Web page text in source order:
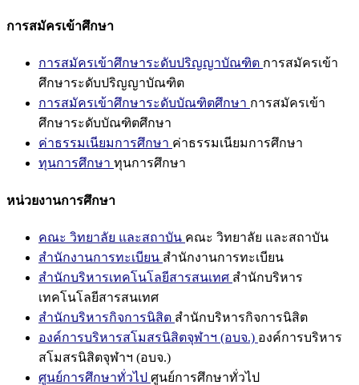
การสมัครเข้าศึกษา
การสมัครเข้าศึกษาระดับปริญญาบัณฑิต การสมัครเข้า
ศึกษาระดับปริญญาบัณฑิต
การสมัครเข้าศึกษาระดับบัณฑิตศึกษา การสมัครเข้า
ศึกษาระดับบัณฑิตศึกษา
ค่าธรรมเนียมการศึกษา ค่าธรรมเนียมการศึกษา
ทุนการศึกษา ทุนการศึกษา
หน่วยงานการศึกษา
คณะ วิทยาลัย และสถาบัน คณะ วิทยาลัย และสถาบัน
สำนักงานการทะเบียน สำนักงานการทะเบียน
สำนักบริหารเทคโนโลยีสารสนเทศ สำนักบริหาร
เทคโนโลยีสารสนเทศ
สำนักบริหารกิจการนิสิต สำนักบริหารกิจการนิสิต
องค์การบริหารสโมสรนิสิตจุฬาฯ (อบจ.) องค์การบริหาร
สโมสรนิสิตจุฬาฯ (อบจ.)
ศูนย์การศึกษาทั่วไป ศูนย์การศึกษาทั่วไป